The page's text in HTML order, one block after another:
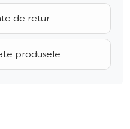
de retur
produsele